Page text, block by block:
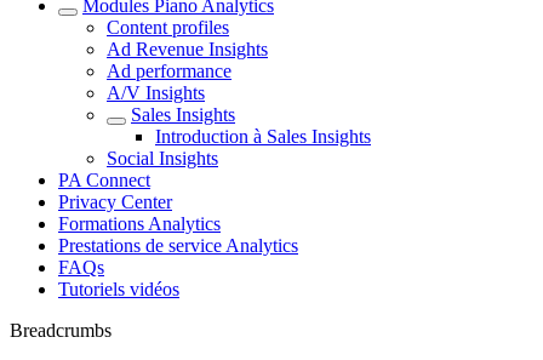
Modules Piano Analytics
Content profiles
Ad Revenue Insights
Ad performance
A/V Insights
Sales Insights
Introduction à Sales Insights
Social Insights
PA Connect
Privacy Center
Formations Analytics
Prestations de service Analytics
FAQs
Tutoriels vidéos
Breadcrumbs